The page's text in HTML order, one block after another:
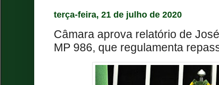
terça-feira, 21 de julho de 2020
Câmara aprova relatório de
MP 986, que regulamenta